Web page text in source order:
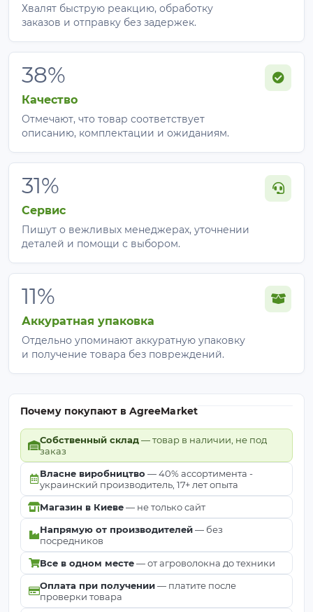
Хвалят быструю реакцию, обработку
заказов и отправку без задержек.
38%
Качество
Отмечают, что товар соответствует
описанию, комплектации и ожиданиям.
31%
Сервис
Пишут о вежливых менеджерах, уточнении
деталей и помощи с выбором.
11%
Аккуратная упаковка
Отдельно упоминают аккуратную упаковку
и получение товара без повреждений.
Почему покупают в AgreeMarket
Собственный склад— товар в наличии, не под
заказ
Власне виробництво — 40% ассортимента -
украинский производитель, 17+ лет опыта
Магазин в Киеве— не только сайт
Напрямую от производителей— без
посредников
Все в одном месте— от агроволокна до техники
Оплата при получении— платите после
проверки товара